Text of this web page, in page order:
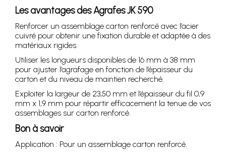
Les avantages des Agrafes JK 590
Renforcer un assemblage carton renforcé avec l’acier
cuivré pour obtenir une fixation durable et adaptée à des
matériaux rigides.
Utiliser les longueurs disponibles de 16 mm à 38 mm
pour ajuster l’agrafage en fonction de l’épaisseur du
carton et du niveau de maintien recherché.
Exploiter la largeur de 23,50 mm et l’épaisseur du fil 0,9
mm x 1,9 mm pour répartir efficacement la tenue de vos
assemblages sur carton renforcé.
Bon à savoir
Application : Pour un assemblage carton renforcé.